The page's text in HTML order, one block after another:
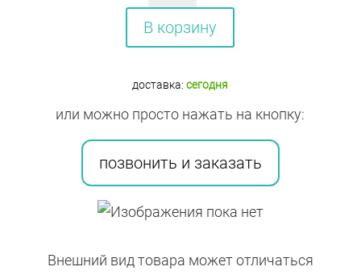
ЦЕБЕСТ
ПОР
№1
В корзину
доставка:сегодня
или можно просто нажать на кнопку:
позвонить и заказать
Внешний вид товара может отличаться